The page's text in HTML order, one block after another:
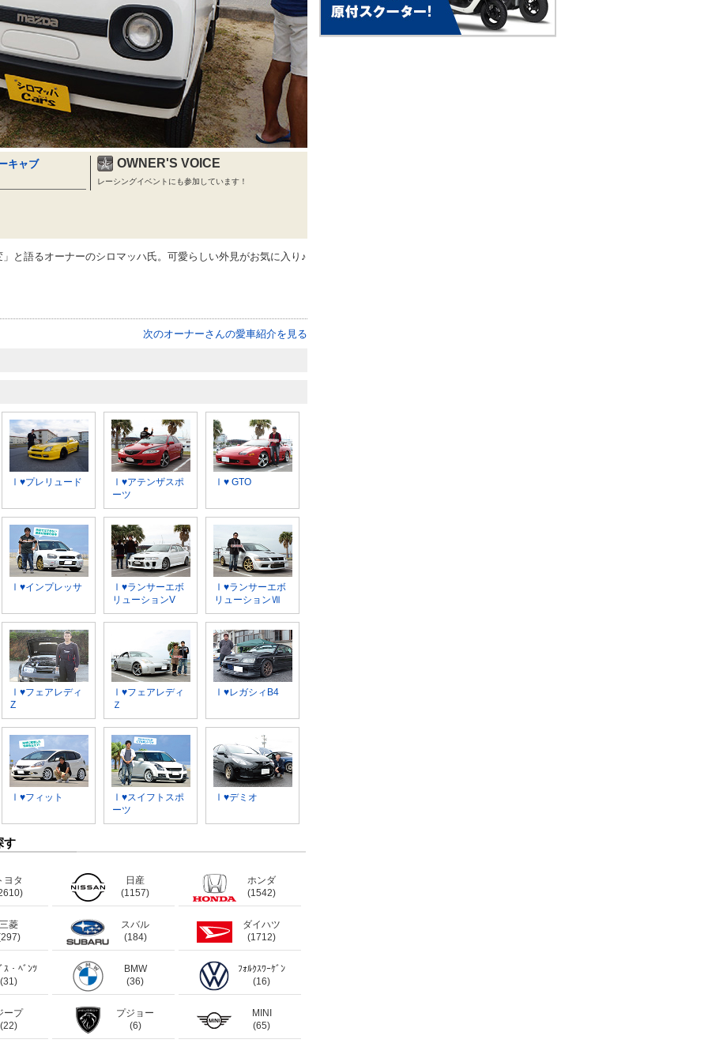
キャブ OWNER'S VOICE
レーシングイベントにも参加しています！
と語るオーナーのシロマッハ氏。可愛らしい外見がお気に入り♪
次のオーナーさんの愛車紹介を見る
Ⅰ♥プレリュード
Ⅰ♥アテンザスポ
ーツ
Ⅰ♥ GTO
Ⅰ♥インプレッサ
Ⅰ♥ランサーエボ
リューションV
Ⅰ♥ランサーエボ
リューションⅦ
Ⅰ♥フェアレディ
Z
Ⅰ♥フェアレディ
Ｚ
Ⅰ♥レガシィB4
Ⅰ♥フィット
Ⅰ♥スイフトスポ
ーツ
Ⅰ♥デミオ
す
ヨタ
日産
(1157)
ホンダ
(1542)
三菱
スバル
(184)
ダイハツ
(1712)
ｽ・ﾍﾞﾝﾂ
(31)
BMW
(36)
ﾌｫﾙｸｽﾜｰｹﾞﾝ
(16)
ープ
(22)
プジョー
(6)
MINI
(65)